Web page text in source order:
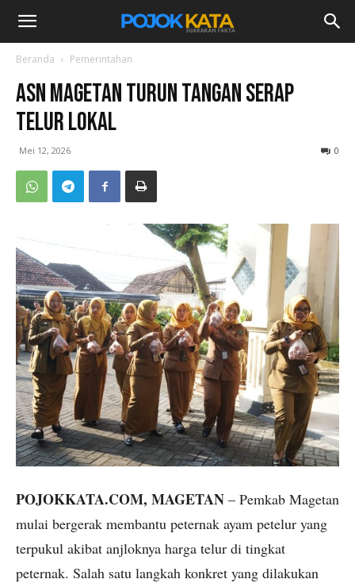
Beranda Pemerintahan
ASN Magetan Turun Tangan Serap
Telur Lokal
Mei 12, 2026 0
POJOKKATA.COM, MAGETAN – Pemkab Magetan
mulai bergerak membantu peternak ayam petelur yang
terpukul akibat anjloknya harga telur di tingkat
peternak. Salah satu langkah konkret yang dilakukan